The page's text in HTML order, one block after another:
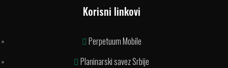
Korisni linkovi
Perpetuum Mobile
Planinarski savez Srbije